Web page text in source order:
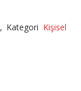
, Kategori Kişisel